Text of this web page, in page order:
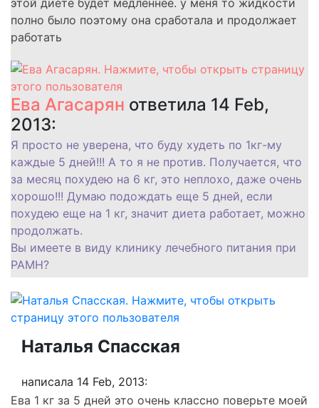
этой диете будет медленнее. у меня то жидкости
полно было поэтому она сработала и продолжает
работать
Ева Агасарян ответила 14 Feb,
2013:
Я просто не уверена, что буду худеть по 1кг-му
каждые 5 дней!!! А то я не против. Получается, что
за месяц похудею на 6 кг, это неплохо, даже очень
хорошо!!! Думаю подождать еще 5 дней, если
похудею еще на 1 кг, значит диета работает, можно
продолжать.
Вы имеете в виду клинику лечебного питания при
РАМН?
Наталья Спасская
написала 14 Feb, 2013:
Ева 1 кг за 5 дней это очень классно поверьте моей